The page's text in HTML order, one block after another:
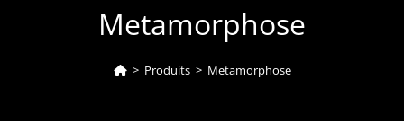
Metamorphose
> Produits > Metamorphose